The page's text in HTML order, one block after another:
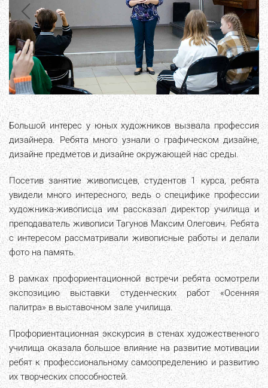
Большой интерес у юных художников вызвала профессия
дизайнера. Ребята много узнали о графическом дизайне,
дизайне предметов и дизайне окружающей нас среды.
Посетив занятие живописцев, студентов 1 курса, ребята
увидели много интересного, ведь о специфике профессии
художника-живописца им рассказал директор училища и
преподаватель живописи Тагунов Максим Олегович. Ребята
с интересом рассматривали живописные работы и делали
фото на память.
В рамках профориентационной встречи ребята осмотрели
экспозицию выставки студенческих работ «Осенняя
палитра» в выставочном зале училища.
Профориентационная экскурсия в стенах художественного
училища оказала большое влияние на развитие мотивации
ребят к профессиональному самоопределению и развитию
их творческих способностей.